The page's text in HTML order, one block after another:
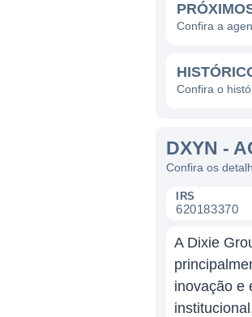
Confira a
Confira o
DXYN -
Confira os
IRS
620183370
A Dixie
inovação e